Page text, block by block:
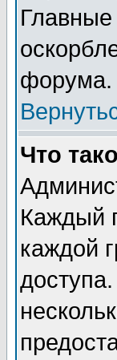
форума.
Что
Каждый
каждой